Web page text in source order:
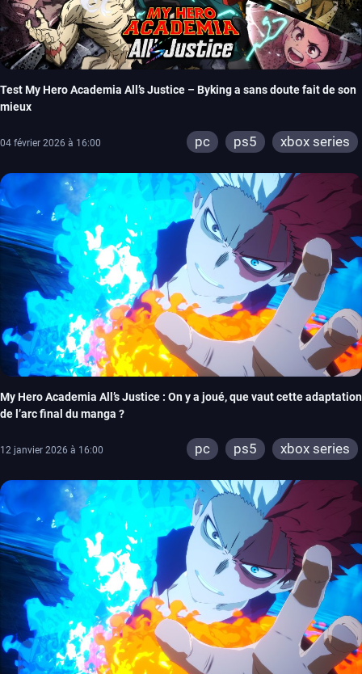
Test My Hero Academia All’s Justice – Byking a sans doute fait de son
mieux
04 février 2026 à 16:00 pc ps5 xbox series
My Hero Academia All’s Justice : On y a joué, que vaut cette adaptation
de l’arc final du manga ?
12 janvier 2026 à 16:00 pc ps5 xbox series